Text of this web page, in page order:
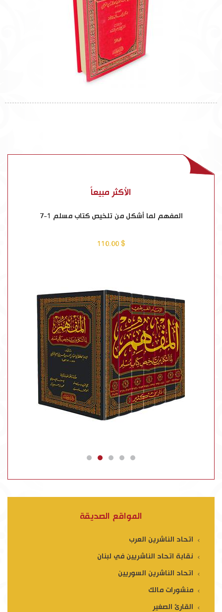
الأكثر مبيعاً
حياة الصحابة 1-4
$ 75.00
المواقع الصديقة
اتحاد الناشرين العرب
نقابة اتحاد الناشريين في لبنان
اتحاد الناشرين السوريين
منشورات مالك
القارئ الصغير